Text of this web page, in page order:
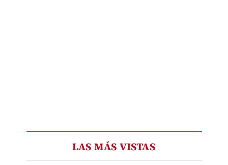
LAS MÁS VISTAS